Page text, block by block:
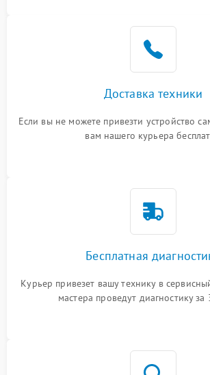
Доставка техники
Если вы не можете привезти устройство
вам нашего курьера
Бесплатная
Курьер привезет вашу технику в
мастера проведут диагностику